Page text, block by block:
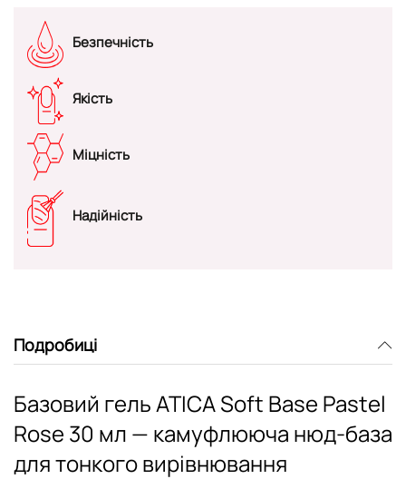
Безпечність
Якість
Міцність
Надійність
Подробиці
Базовий гель ATICA Soft Base Pastel
Rose 30 мл — камуфлююча нюд-база
для тонкого вирівнювання